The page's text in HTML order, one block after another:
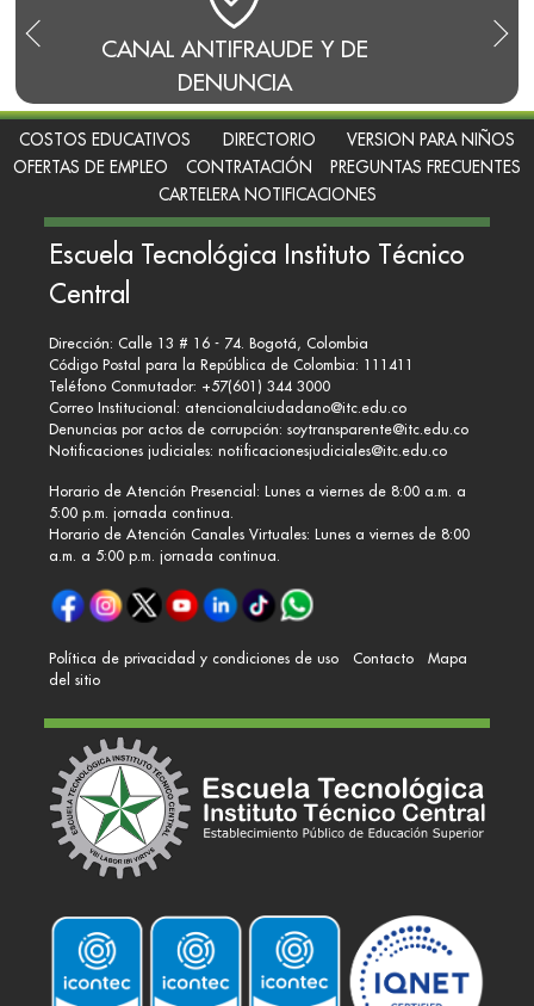
CANAL ANTIFRAUDE Y DE
DENUNCIA
COSTOS EDUCATIVOS DIRECTORIO
VERSION PARA NIÑOS
OFERTAS DE EMPLEO
CONTRATACIÓN
PREGUNTAS FRECUENTES
CARTELERA NOTIFICACIONES
Escuela Tecnológica Instituto Técnico
Central
Dirección: Calle 13 # 16 - 74. Bogotá, Colombia
Código Postal para la República de Colombia: 111411
Teléfono Conmutador: +57(601) 344 3000
Correo Institucional: atencionalciudadano@itc.edu.co
Denuncias por actos de corrupción: soytransparente@itc.edu.co
Notificaciones judiciales: notificacionesjudiciales@itc.edu.co
Horario de Atención Presencial: Lunes a viernes de 8:00 a.m. a
5:00 p.m. jornada continua.
Horario de Atención Canales Virtuales: Lunes a viernes de 8:00
a.m. a 5:00 p.m. jornada continua.
Política de privacidad y condiciones de uso Contacto
Mapa
del sitio